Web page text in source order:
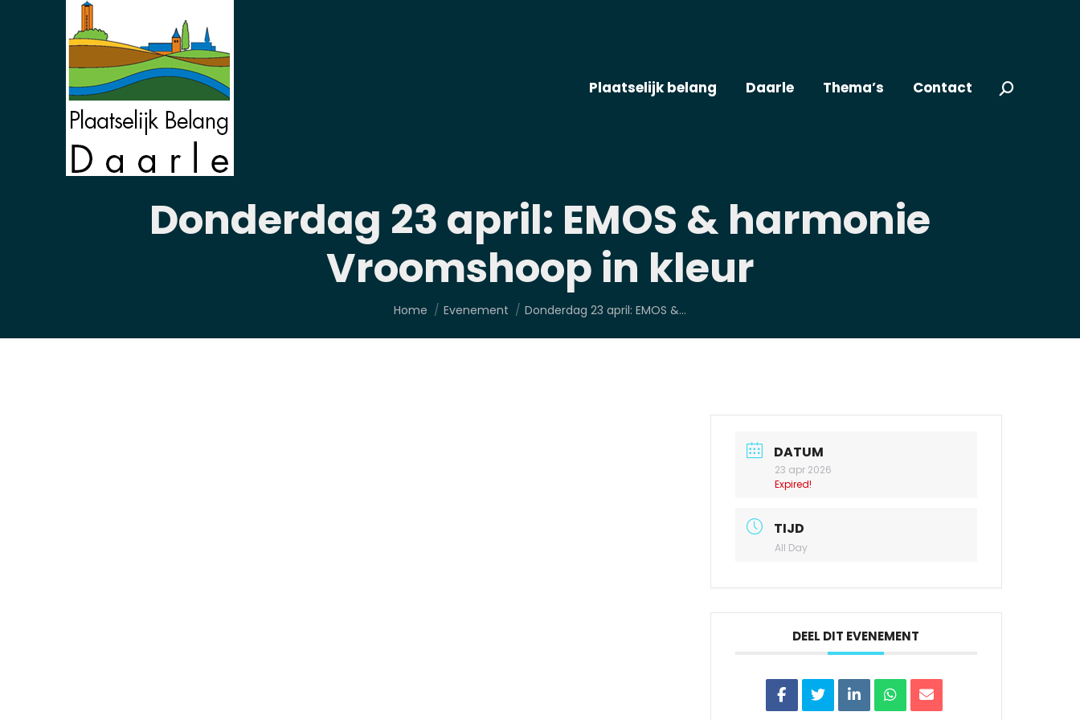
Plaatselijk belang Daarle Thema’s Contact Zoeken:
Donderdag 23 april: EMOS & harmonie
Vroomshoop in kleur
Je bent hier:
Home Evenement Donderdag 23 april: EMOS &…
DATUM
23 apr 2026
Expired!
TIJD
All Day
DEEL DIT EVENEMENT